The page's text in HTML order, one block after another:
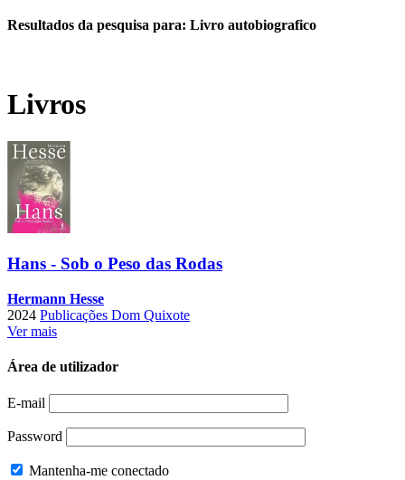
Resultados da pesquisa para: Livro autobiografico
Livros
Hans - Sob o Peso das Rodas
Hermann Hesse
2024 Publicações Dom Quixote
Ver mais
Área de utilizador
E-mail
Password
Mantenha-me conectado